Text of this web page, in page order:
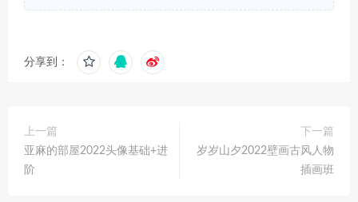
分享到：
上一篇
亚麻的部屋2022头像基础+进
阶
下一篇
岁岁山夕2022壁画古风人物
插画班